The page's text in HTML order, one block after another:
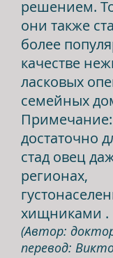
решением.
они также
более
качестве
ласковых
семейных
достаточно
стад овец
регионах,
хищниками .
(Автор:
перевод: